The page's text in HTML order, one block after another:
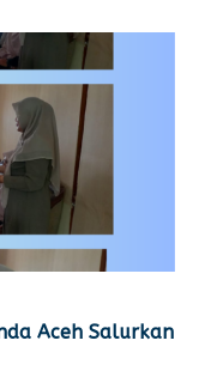
Aceh Salurkan